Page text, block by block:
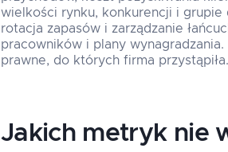
wielkości rynku, konkurencji i
rotacja zapasów i zarządzanie
pracowników i plany
prawne, do których firma przystąpiła.
Jakich metryk nie